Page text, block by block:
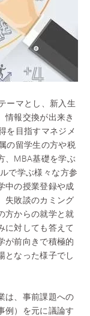
ーマとし、新入生
情報交換が出来き
を目指すマネジメ
の留学生の方や税
、MBA基礎を学ぶ
で学ぶ様々な方参
中の授業登録や成
失敗談のカミング
方からの就学と就
に対しても答えて
が前向きで積極的
となった様子でし
は、事前課題への
例）を元に議論す